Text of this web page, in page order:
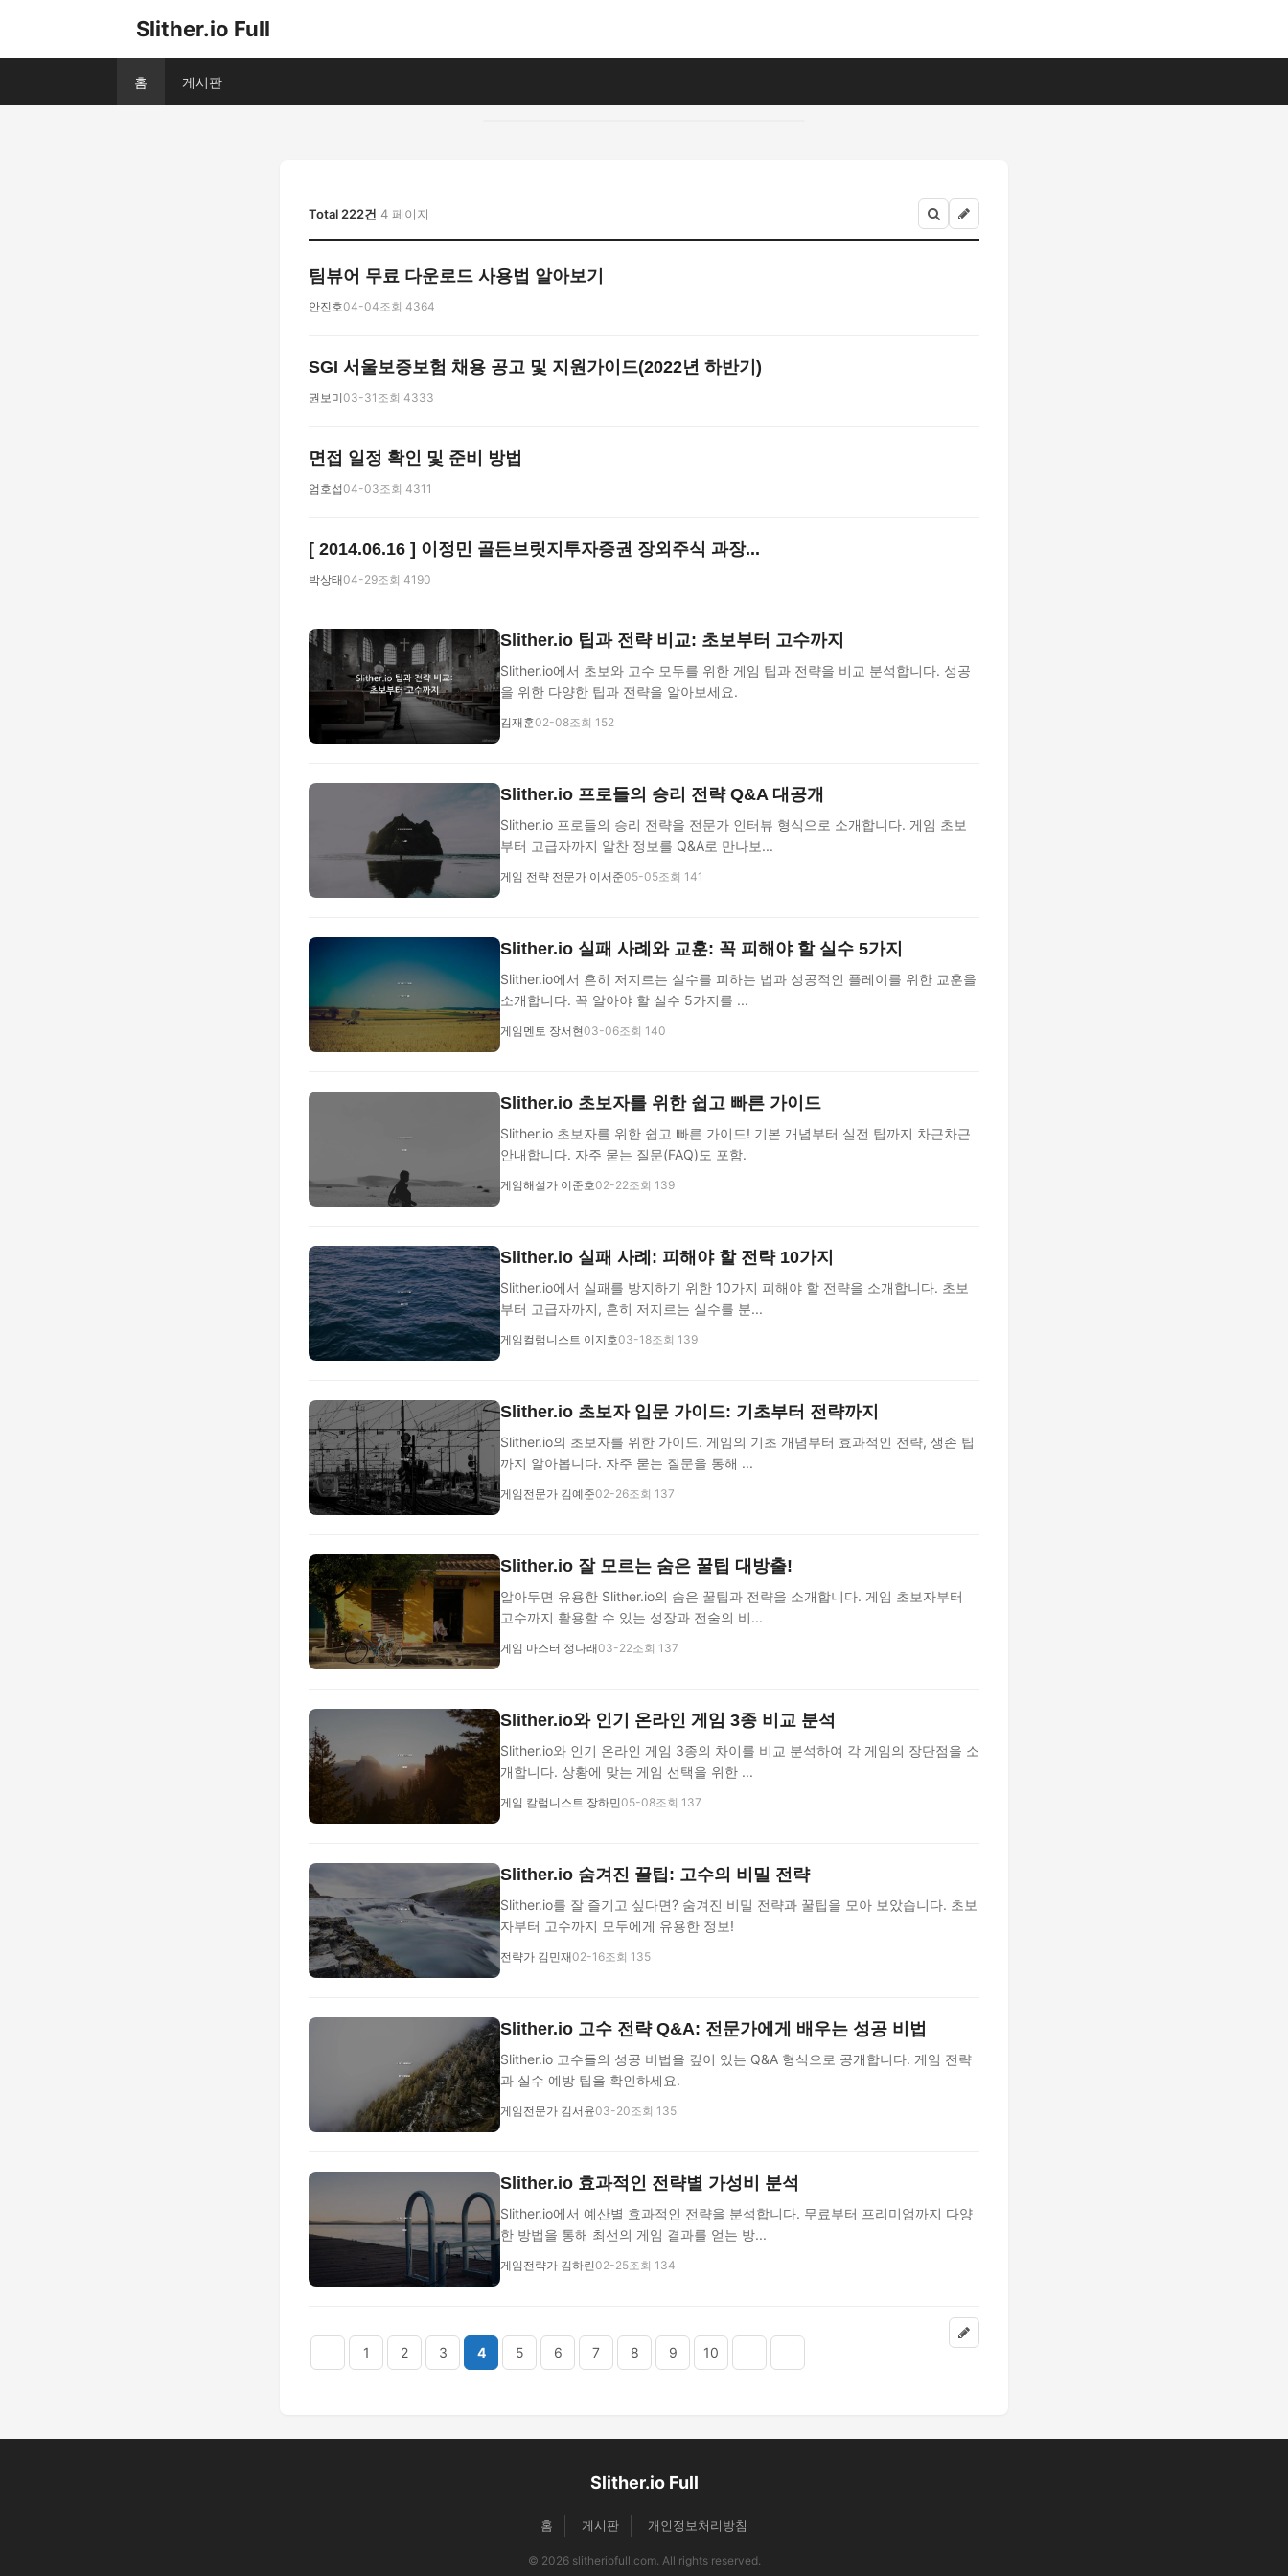
Slither.io Full
홈 게시판
Total 222건 4 페이지
팀뷰어 무료 다운로드 사용법 알아보기
안진호04-04조회 4364
SGI 서울보증보험 채용 공고 및 지원가이드(2022년 하반기)
권보미03-31 조회 4333
면접 일정 확인 및 준비 방법
엄호섭04-03조회 4311
[ 2014.06.16 ] 이정민 골든브릿지투자증권 장외주식 과장...
박상태04-29조회 4190
Slither.io 팁과 전략 비교: 초보부터 고수까지
Slither.io에서 초보와 고수 모두를 위한 게임 팁과 전략을 비교 분석합니다. 성공
을 위한 다양한 팁과 전략을 알아보세요.
김재훈02-08조회 152
Slither.io 프로들의 승리 전략 Q&A 대공개
Slither.io 프로들의 승리 전략을 전문가 인터뷰 형식으로 소개합니다. 게임 초보
부터 고급자까지 알찬 정보를 Q&A로 만나보...
게임 전략 전문가 이서준05-05조회 141
Slither.io 실패 사례와 교훈: 꼭 피해야 할 실수 5가지
Slither.io에서 흔히 저지르는 실수를 피하는 법과 성공적인 플레이를 위한 교훈을
소개합니다. 꼭 알아야 할 실수 5가지를 ...
게임멘토 장서현03-06조회 140
Slither.io 초보자를 위한 쉽고 빠른 가이드
Slither.io 초보자를 위한 쉽고 빠른 가이드! 기본 개념부터 실전 팁까지 차근차근
안내합니다. 자주 묻는 질문(FAQ)도 포함.
게임해설가 이준호02-22조회 139
Slither.io 실패 사례: 피해야 할 전략 10가지
Slither.io에서 실패를 방지하기 위한 10가지 피해야 할 전략을 소개합니다. 초보
부터 고급자까지, 흔히 저지르는 실수를 분...
게임컬럼니스트 이지호03-18조회 139
Slither.io 초보자 입문 가이드: 기초부터 전략까지
Slither.io의 초보자를 위한 가이드. 게임의 기초 개념부터 효과적인 전략, 생존 팁
까지 알아봅니다. 자주 묻는 질문을 통해 ...
게임전문가 김예준02-26조회 137
Slither.io 잘 모르는 숨은 꿀팁 대방출!
알아두면 유용한 Slither.io의 숨은 꿀팁과 전략을 소개합니다. 게임 초보자부터
고수까지 활용할 수 있는 성장과 전술의 비...
게임 마스터 정나래03-22조회 137
Slither.io와 인기 온라인 게임 3종 비교 분석
Slither.io와 인기 온라인 게임 3종의 차이를 비교 분석하여 각 게임의 장단점을 소
개합니다. 상황에 맞는 게임 선택을 위한 ...
게임 칼럼니스트 장하민05-08조회 137
Slither.io 숨겨진 꿀팁: 고수의 비밀 전략
Slither.io를 잘 즐기고 싶다면? 숨겨진 비밀 전략과 꿀팁을 모아 보았습니다. 초보
자부터 고수까지 모두에게 유용한 정보!
전략가 김민재02-16조회 135
Slither.io 고수 전략 Q&A: 전문가에게 배우는 성공 비법
Slither.io 고수들의 성공 비법을 깊이 있는 Q&A 형식으로 공개합니다. 게임 전략
과 실수 예방 팁을 확인하세요.
게임전문가 김서윤03-20조회 135
Slither.io 효과적인 전략별 가성비 분석
Slither.io에서 예산별 효과적인 전략을 분석합니다. 무료부터 프리미엄까지 다양
한 방법을 통해 최선의 게임 결과를 얻는 방...
게임전략가 김하린02-25조회 134
1 2 3 4 5 6 7 8 9 10
Slither.io Full
홈 게시판 개인정보처리방침
© 2026 slitheriofull.com. All rights reserved.